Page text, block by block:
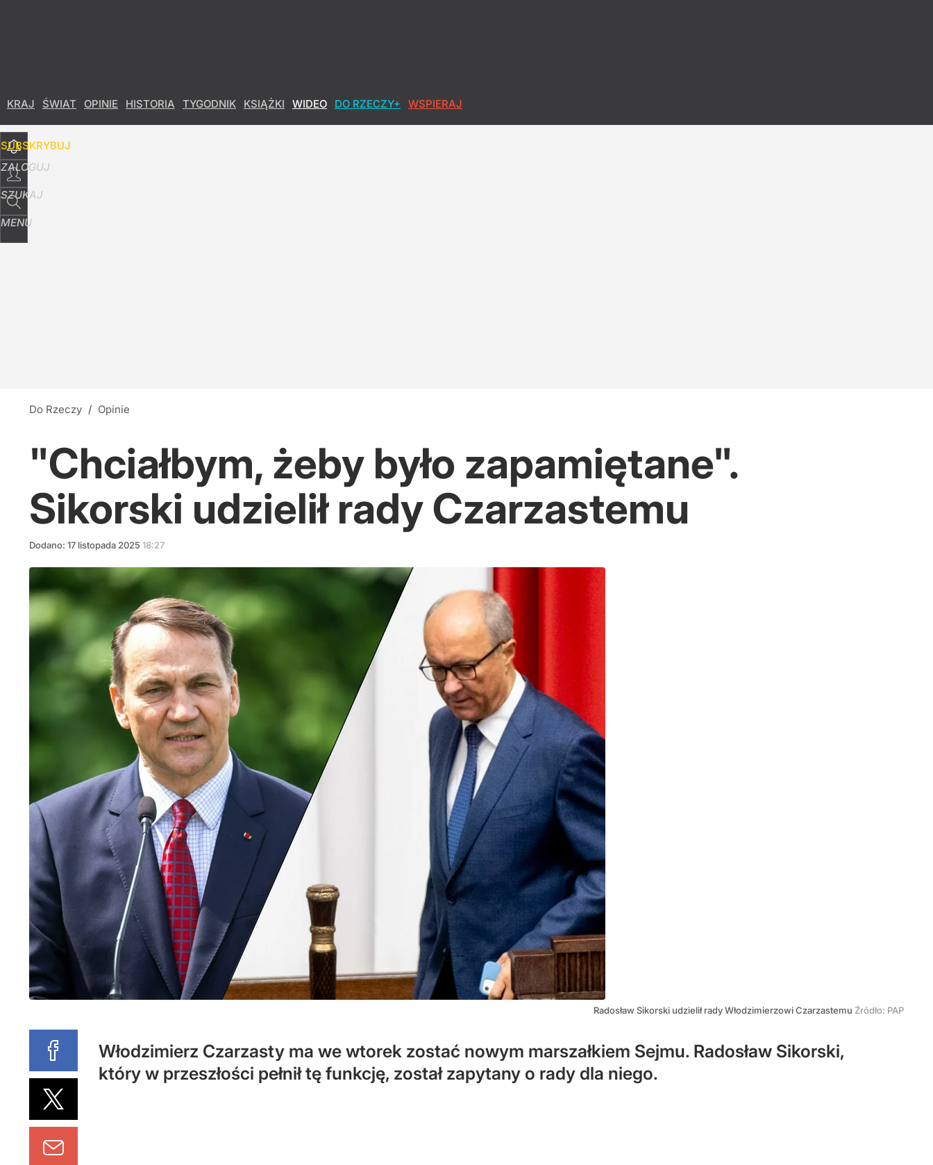
KRAJ ŚWIAT OPINIE HISTORIA TYGODNIK KSIĄŻKI WIDEO DO RZECZY+ WSPIERAJ
SUBSKRYBUJ
ZALOGUJ
SZUKAJ
MENU
Do Rzeczy / Opinie
"Chciałbym, żeby było zapamiętane".
Sikorski udzielił rady Czarzastemu
Dodano: 17 listopada 2025 18:27
Radosław Sikorski udzielił rady Włodzimierzowi Czarzastemu Źródło: PAP
Włodzimierz Czarzasty ma we wtorek zostać nowym marszałkiem Sejmu. Radosław Sikorski,
który w przeszłości pełnił tę funkcję, został zapytany o rady dla niego.